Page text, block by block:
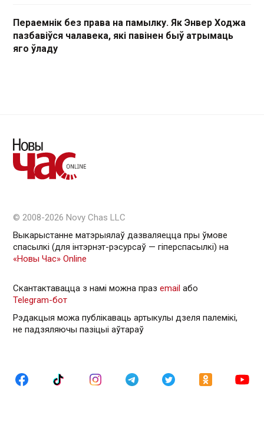
Пераемнік без права на памылку. Як Энвер Ходжа
пазбавіўся чалавека, які павінен быў атрымаць
яго ўладу
© 2008-2026 Novy Chas LLC
Выкарыстанне матэрыялаў дазваляецца пры ўмове
спасылкі (для інтэрнэт-рэсурсаў — гiперспасылкi) на
«Новы Час» Online
Скантактавацца з намі можна праз email або
Telegram-бот
Рэдакцыя можа публікаваць артыкулы дзеля палемікі,
не падзяляючы пазіцыі аўтараў